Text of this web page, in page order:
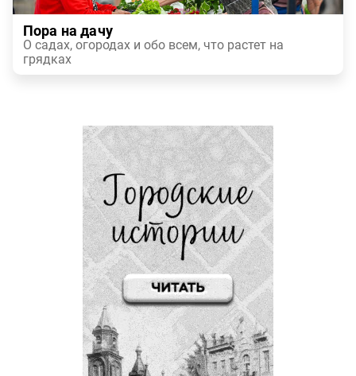
Пора на дачу
О садах, огородах и обо всем, что растет на
грядках